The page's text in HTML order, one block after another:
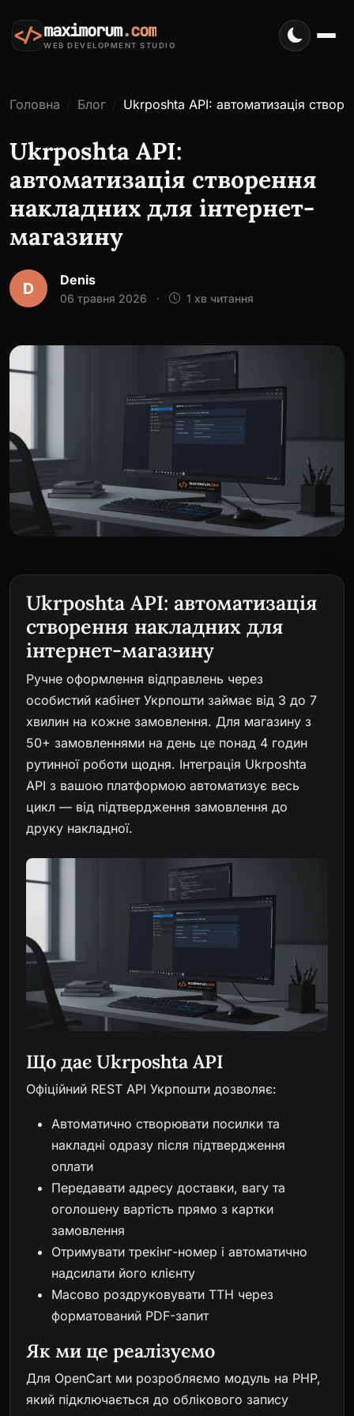
</>maximorum.com
WEB DEVELOPMENT STUDIO
Головна Блог Ukrposhta API: автоматизація
Ukrposhta API:
автоматизація створення
накладних для інтернет-
магазину
D Denis
06 травня 2026 · 1 хв читання
Ukrposhta API: автоматизація
створення накладних для
інтернет-магазину
Ручне оформлення відправлень через
особистий кабінет Укрпошти займає від 3 до 7
хвилин на кожне замовлення. Для магазину з
50+ замовленнями на день це понад 4 годин
рутинної роботи щодня. Інтеграція Ukrposhta
API з вашою платформою автоматизує весь
цикл — від підтвердження замовлення до
друку накладної.
Що дає Ukrposhta API
Офіційний REST API Укрпошти дозволяє:
Автоматично створювати посилки та
накладні одразу після підтвердження
оплати
Передавати адресу доставки, вагу та
оголошену вартість прямо з картки
замовлення
Отримувати трекінг-номер і автоматично
надсилати його клієнту
Масово роздруковувати ТТН через
форматований PDF-запит
Як ми це реалізуємо
Для OpenCart ми розробляємо модуль на PHP,
який підключається до облікового запису